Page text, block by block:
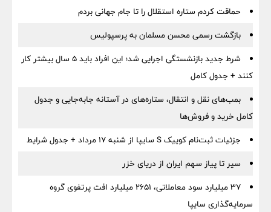
حماقت کردم ستاره استقلال را تا جام جهانی بردم
بازگشت رسمی محسن مسلمان به پرسپولیس
شرط جدید بازنشستگی اجرایی شد؛ این افراد باید ۵ سال بیشتر کار
کنند + جدول کامل
بمب‌های نقل و انتقال، ستاره‌های در آستانه جابه‌جایی و جدول
کامل خرید و فروش‌ها
جزئیات ثبت‌نام کوییک S سایپا از شنبه ۱۷ مرداد + جدول شرایط
سیر تا پیاز سهم ایران از دریای خزر
۳۷ میلیارد سود معاملاتی، ۲۶۵۱ میلیارد افت پرتفوی گروه
سرمایه‌گذاری سایپا